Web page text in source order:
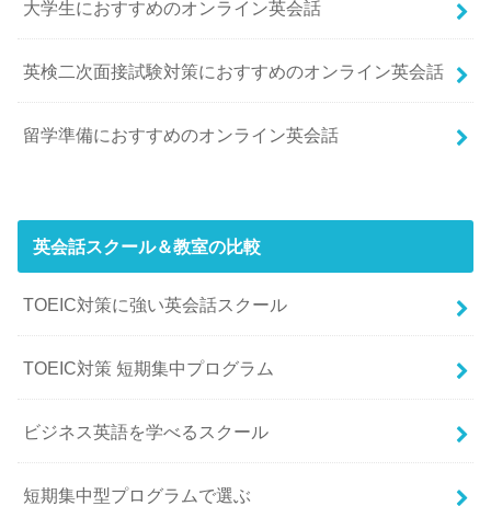
大学生におすすめのオンライン英会話
英検二次面接試験対策におすすめのオンライン英会話
留学準備におすすめのオンライン英会話
英会話スクール＆教室の比較
TOEIC対策に強い英会話スクール
TOEIC対策 短期集中プログラム
ビジネス英語を学べるスクール
短期集中型プログラムで選ぶ